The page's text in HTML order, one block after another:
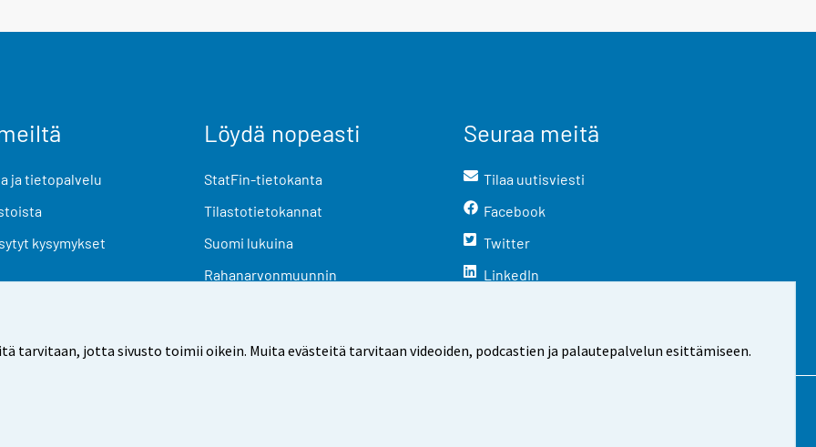
tarvitaan, jotta sivusto toimii oikein. Muita evästeitä tarvitaan videoiden, podcastien ja palautepalvelun esittämiseen.
ja tietopalvelu
kysymykset
Löydä nopeasti
StatFin-tietokanta
Tilastotietokannat
Suomi lukuina
Rahanarvonmuunnin
Seuraa meitä
Tilaa uutisviesti
Facebook
Twitter
LinkedIn